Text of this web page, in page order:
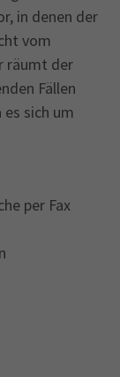
in denen der
vom
räumt der
Fällen
sich um
per Fax